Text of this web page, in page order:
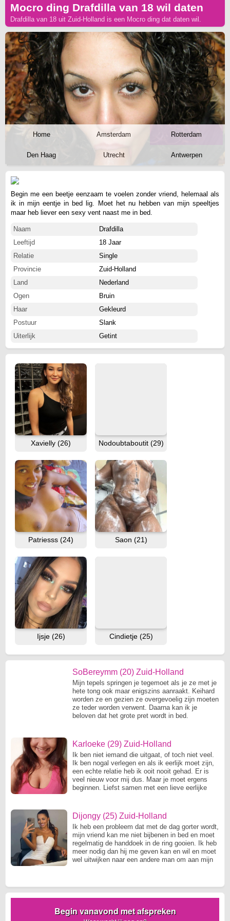
Mocro ding Drafdilla van 18 wil daten
Drafdilla van 18 uit Zuid-Holland is een Mocro ding dat daten wil.
Home Amsterdam Rotterdam
Den Haag Utrecht Antwerpen
Begin me een beetje eenzaam te voelen zonder vriend, helemaal als
ik in mijn eentje in bed lig. Moet het nu hebben van mijn speeltjes
maar heb liever een sexy vent naast me in bed.
Naam
Drafdilla
Leeftijd
18 Jaar
Relatie
Single
Provincie
Zuid-Holland
Land
Nederland
Ogen
Bruin
Haar
Gekleurd
Postuur
Slank
Uiterlijk
Getint
Xavielly (26) Nodoubtaboutit (29)
Patriesss (24) Saon (21)
Ijsje (26) Cindietje (25)
SoBereymm (20) Zuid-Holland
Mijn tepels springen je tegemoet als je ze met je
hete tong ook maar enigszins aanraakt. Keihard
worden ze en gezien ze overgevoelig zijn moeten
ze teder worden verwent. Daarna kan ik je
beloven dat het grote pret wordt in bed.
Karloeke (29) Zuid-Holland
Ik ben niet iemand die uitgaat, of toch niet veel.
Ik ben nogal verlegen en als ik eerlijk moet zijn,
een echte relatie heb ik ooit nooit gehad. Er is
veel nieuw voor mij dus. Maar je moet ergens
beginnen. Liefst samen met een lieve eerlijke
Dijongy (25) Zuid-Holland
Ik heb een probleem dat met de dag gorter wordt,
mijn vriend kan me niet bijbenen in bed en moet
regelmatig de handdoek in de ring gooien. Ik heb
meer nodig dan hij me geven kan en wil en moet
wel uitwijken naar een andere man om aan mijn